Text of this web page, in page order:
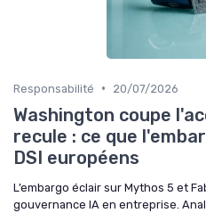
Responsabilité • 20/07/2026
Washington coupe
recule : ce que
DSI européens
L’embargo éclair sur Mythos 5 et
gouvernance IA en entreprise.